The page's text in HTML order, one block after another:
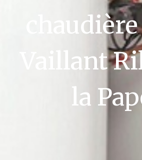
Vaillant
la